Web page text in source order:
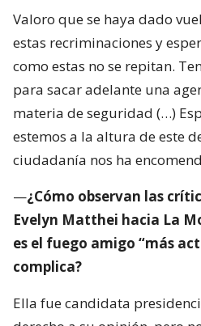
Valoro que se haya dado
estas recriminaciones y
como estas no se repitan.
para sacar adelante una
materia de seguridad (…)
estemos a la altura de este
ciudadanía nos ha
—¿Cómo observan las
Evelyn Matthei hacia La
es el fuego amigo “más
complica?
Ella fue candidata